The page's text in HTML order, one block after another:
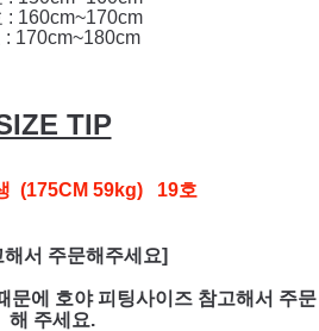
: 160cm~170cm
: 170cm~180cm
TIP
(175CM 59kg) 19호
해서 주문해주세요]
문에 호야 피팅사이즈 참고해서 주문
해 주세요.